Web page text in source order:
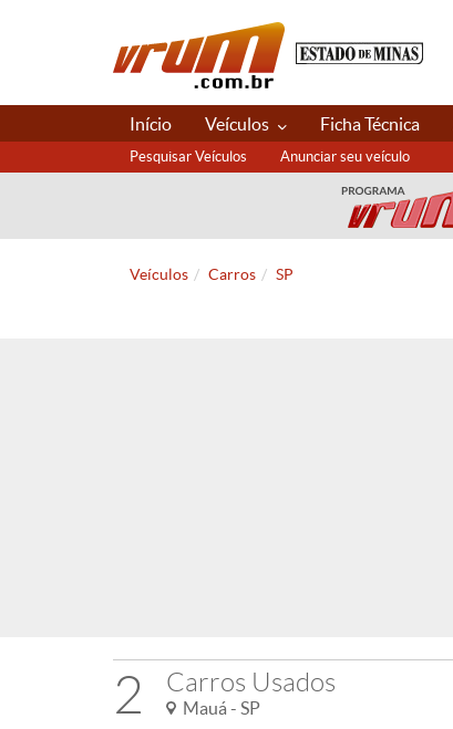
Início Veículos Ficha Técnica
Pesquisar Veículos Anunciar seu veículo
Veículos Carros SP
2 Carros Usados
Mauá - SP